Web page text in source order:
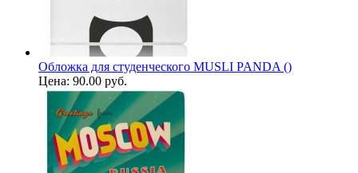
Обложка для студенческого MUSLI PANDA ()
Цена: 90.00 руб.